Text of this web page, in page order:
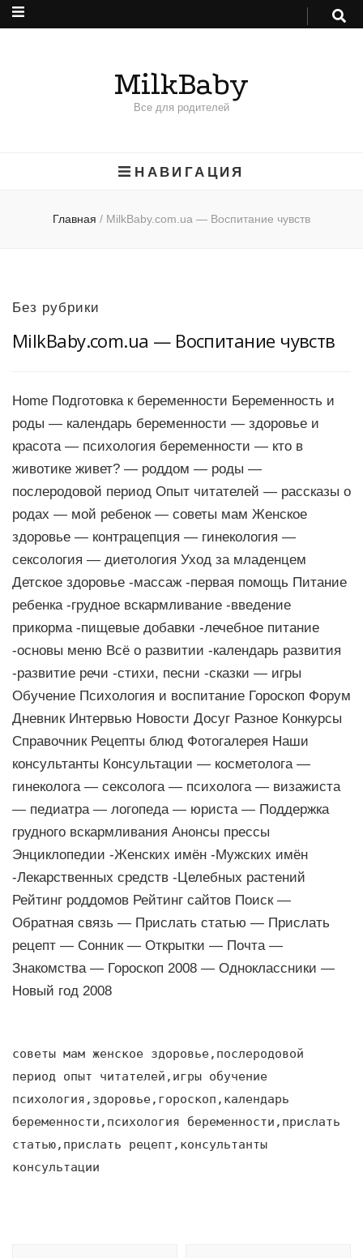
MilkBaby
Все для родителей
НАВИГАЦИЯ
Главная / MilkBaby.com.ua — Воспитание чувств
Без рубрики
MilkBaby.com.ua — Воспитание чувств
Home Подготовка к беременности Беременность и
роды — календарь беременности — здоровье и
красота — психология беременности — кто в
животике живет? — роддом — роды —
послеродовой период Опыт читателей — рассказы о
родах — мой ребенок — советы мам Женское
здоровье — контрацепция — гинекология —
сексология — диетология Уход за младенцем
Детское здоровье -массаж -первая помощь Питание
ребенка -грудное вскармливание -введение
прикорма -пищевые добавки -лечебное питание
-основы меню Всё о развитии -календарь развития
-развитие речи -стихи, песни -сказки — игры
Обучение Психология и воспитание Гороскоп Форум
Дневник Интервью Новости Досуг Разное Конкурсы
Справочник Рецепты блюд Фотогалерея Наши
консультанты Консультации — косметолога —
гинеколога — сексолога — психолога — визажиста
— педиатра — логопеда — юриста — Поддержка
грудного вскармливания Анонсы прессы
Энциклопедии -Женских имён -Мужских имён
-Лекарственных средств -Целебных растений
Рейтинг роддомов Рейтинг сайтов Поиск —
Обратная связь — Прислать статью — Прислать
рецепт — Сонник — Открытки — Почта —
Знакомства — Гороскоп 2008 — Одноклассники —
Новый год 2008
советы мам женское здоровье,послеродовой
период опыт читателей,игры обучение
психология,здоровье,гороскоп,календарь
беременности,психология беременности,прислать
статью,прислать рецепт,консультанты
консультации